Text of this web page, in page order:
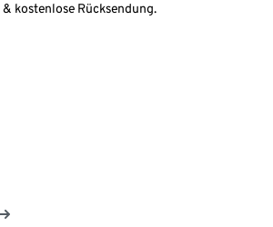
kostenlose Rücksendung.